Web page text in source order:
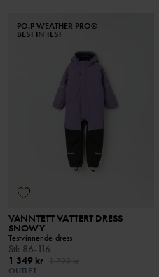
PO.P WEATHER PRO®
BEST IN TEST
VANNTETT VATTERT DRESS
SNOWY
Testvinnende dress
Stl: 86-116
1 349 kr
OUTLET